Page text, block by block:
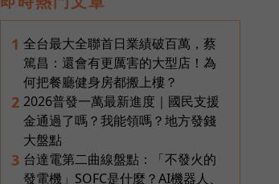
1 全台最大全聯首日業績破百萬，蔡
篤昌：還會有更厲害的大型店！為
何把餐廳健身房都搬上樓？
2 2026普發一萬最新進度｜國民支援
金通過了嗎？我能領嗎？地方發錢
大盤點
3 台達電第二曲線盤點：「不發火的
發電機」SOFC是什麼？AI機器人、